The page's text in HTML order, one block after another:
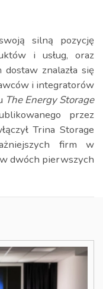
silną pozycję
i usług, oraz
znalazła się
i integratorów
The Energy Storage
przez
Trina Storage
firm w
dwóch pierwszych